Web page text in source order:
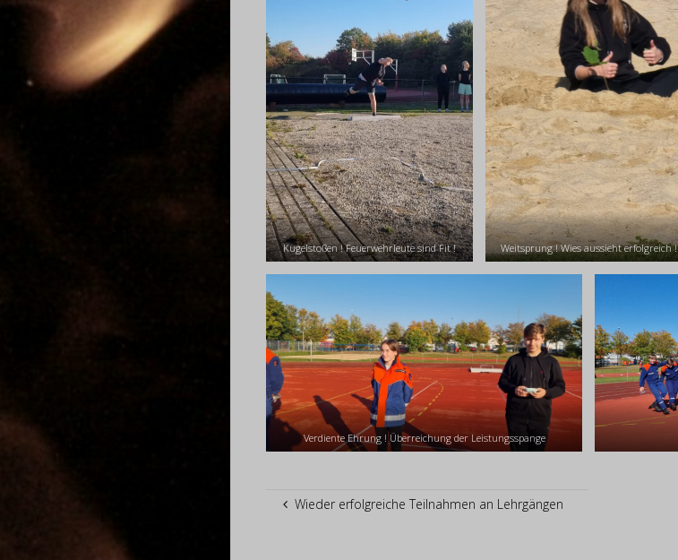
Kugelstoßen ! Feuerwehrleute sind Fit ! Weitsprung ! Wies aussieht erfolgreich !
Verdiente Ehrung ! Überreichung der Leistungsspange
Wieder erfolgreiche Teilnahmen an Lehrgängen